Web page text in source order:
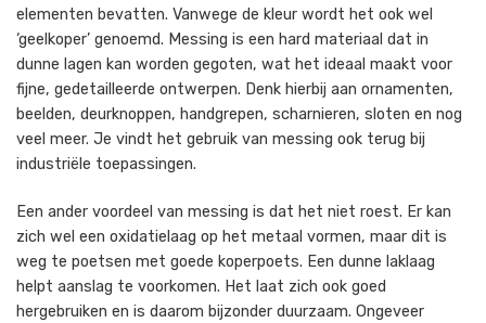
elementen bevatten. Vanwege de kleur wordt het ook wel
‘geelkoper’ genoemd. Messing is een hard materiaal dat in
dunne lagen kan worden gegoten, wat het ideaal maakt voor
fijne, gedetailleerde ontwerpen. Denk hierbij aan ornamenten,
beelden, deurknoppen, handgrepen, scharnieren, sloten en nog
veel meer. Je vindt het gebruik van messing ook terug bij
industriële toepassingen.
Een ander voordeel van messing is dat het niet roest. Er kan
zich wel een oxidatielaag op het metaal vormen, maar dit is
weg te poetsen met goede koperpoets. Een dunne laklaag
helpt aanslag te voorkomen. Het laat zich ook goed
hergebruiken en is daarom bijzonder duurzaam. Ongeveer